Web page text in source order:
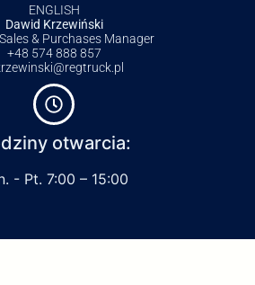
ENGLISH
Dawid Krzewiński
& Purchases Manager
+48 574 888 857
otwarcia:
- Pt. 7:00 – 15:00